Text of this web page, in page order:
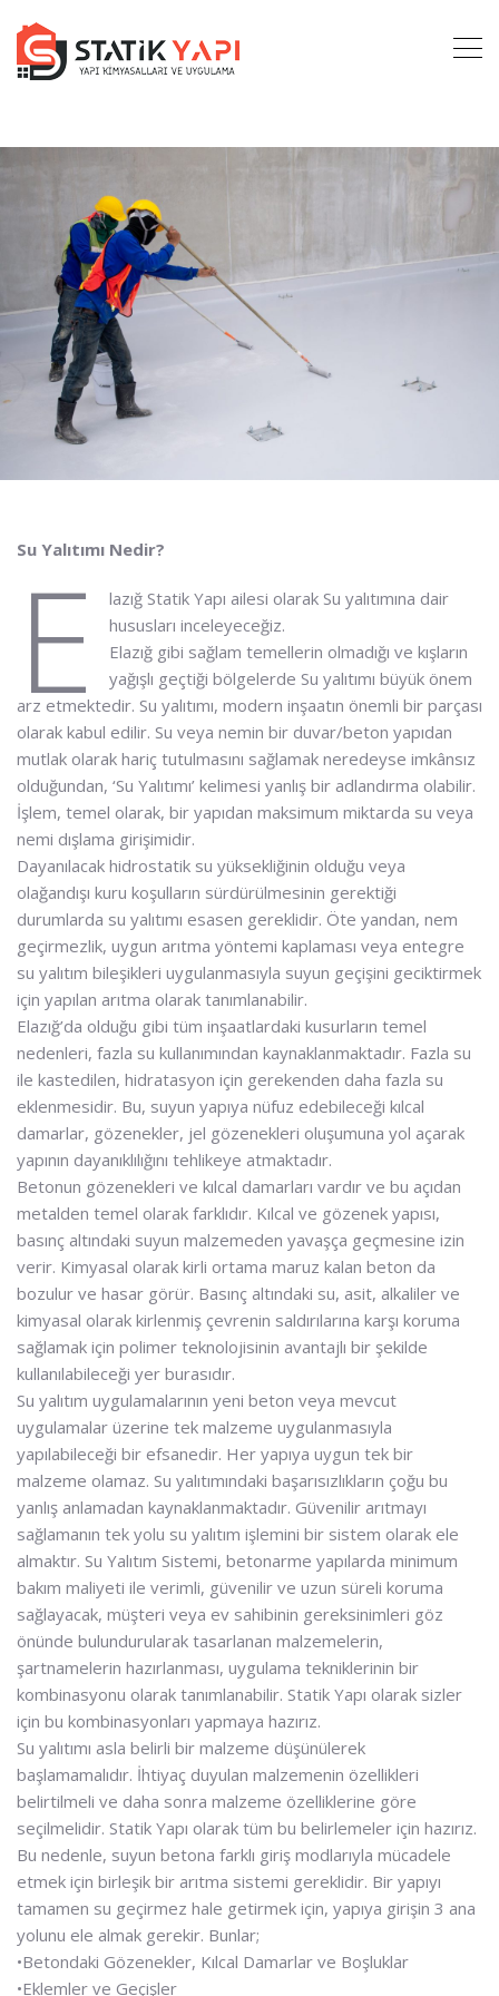
Su Yalıtımı Nedir?
E
lazığ Statik Yapı ailesi olarak Su yalıtımına dair
hususları inceleyeceğiz.
Elazığ gibi sağlam temellerin olmadığı ve kışların
yağışlı geçtiği bölgelerde Su yalıtımı büyük önem
arz etmektedir. Su yalıtımı, modern inşaatın önemli bir parçası
olarak kabul edilir. Su veya nemin bir duvar/beton yapıdan
mutlak olarak hariç tutulmasını sağlamak neredeyse imkânsız
olduğundan, ‘Su Yalıtımı’ kelimesi yanlış bir adlandırma olabilir.
İşlem, temel olarak, bir yapıdan maksimum miktarda su veya
nemi dışlama girişimidir.
Dayanılacak hidrostatik su yüksekliğinin olduğu veya
olağandışı kuru koşulların sürdürülmesinin gerektiği
durumlarda su yalıtımı esasen gereklidir. Öte yandan, nem
geçirmezlik, uygun arıtma yöntemi kaplaması veya entegre
su yalıtım bileşikleri uygulanmasıyla suyun geçişini geciktirmek
için yapılan arıtma olarak tanımlanabilir.
Elazığ’da olduğu gibi tüm inşaatlardaki kusurların temel
nedenleri, fazla su kullanımından kaynaklanmaktadır. Fazla su
ile kastedilen, hidratasyon için gerekenden daha fazla su
eklenmesidir. Bu, suyun yapıya nüfuz edebileceği kılcal
damarlar, gözenekler, jel gözenekleri oluşumuna yol açarak
yapının dayanıklılığını tehlikeye atmaktadır.
Betonun gözenekleri ve kılcal damarları vardır ve bu açıdan
metalden temel olarak farklıdır. Kılcal ve gözenek yapısı,
basınç altındaki suyun malzemeden yavaşça geçmesine izin
verir. Kimyasal olarak kirli ortama maruz kalan beton da
bozulur ve hasar görür. Basınç altındaki su, asit, alkaliler ve
kimyasal olarak kirlenmiş çevrenin saldırılarına karşı koruma
sağlamak için polimer teknolojisinin avantajlı bir şekilde
kullanılabileceği yer burasıdır.
Su yalıtım uygulamalarının yeni beton veya mevcut
uygulamalar üzerine tek malzeme uygulanmasıyla
yapılabileceği bir efsanedir. Her yapıya uygun tek bir
malzeme olamaz. Su yalıtımındaki başarısızlıkların çoğu bu
yanlış anlamadan kaynaklanmaktadır. Güvenilir arıtmayı
sağlamanın tek yolu su yalıtım işlemini bir sistem olarak ele
almaktır. Su Yalıtım Sistemi, betonarme yapılarda minimum
bakım maliyeti ile verimli, güvenilir ve uzun süreli koruma
sağlayacak, müşteri veya ev sahibinin gereksinimleri göz
önünde bulundurularak tasarlanan malzemelerin,
şartnamelerin hazırlanması, uygulama tekniklerinin bir
kombinasyonu olarak tanımlanabilir. Statik Yapı olarak sizler
için bu kombinasyonları yapmaya hazırız.
Su yalıtımı asla belirli bir malzeme düşünülerek
başlamamalıdır. İhtiyaç duyulan malzemenin özellikleri
belirtilmeli ve daha sonra malzeme özelliklerine göre
seçilmelidir. Statik Yapı olarak tüm bu belirlemeler için hazırız.
Bu nedenle, suyun betona farklı giriş modlarıyla mücadele
etmek için birleşik bir arıtma sistemi gereklidir. Bir yapıyı
tamamen su geçirmez hale getirmek için, yapıya girişin 3 ana
yolunu ele almak gerekir. Bunlar;
•Betondaki Gözenekler, Kılcal Damarlar ve Boşluklar
•Eklemler ve Geçişler